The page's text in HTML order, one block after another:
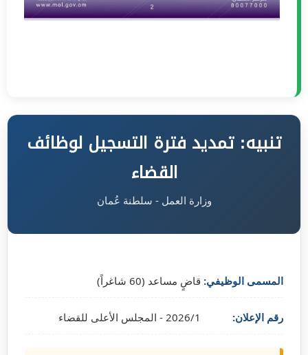
تنبيه: تمديد فترة التسجيل لوظائف
القضاء
وزارة العمل - سلطنة عُمان
المسمى الوظيفي: قاضٍ مساعد (60 شاغراً)
رقم الإعلان: 2026/1 - المجلس الأعلى للقضاء